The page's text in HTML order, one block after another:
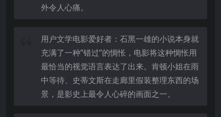
外令人心痛。
用户文学电影爱好者：石黑一雄的小说本身就
充满了一种”错过”的惆怅，电影将这种惆怅用
最恰当的视觉语言表达了出来。肯顿小姐在雨
中等待、史蒂文斯在走廊里假装整理东西的场
景，是影史上最令人心碎的画面之一。